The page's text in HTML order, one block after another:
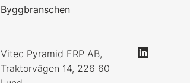
Byggbranschen
Vitec Pyramid ERP AB,
Traktorvägen 14, 226 60